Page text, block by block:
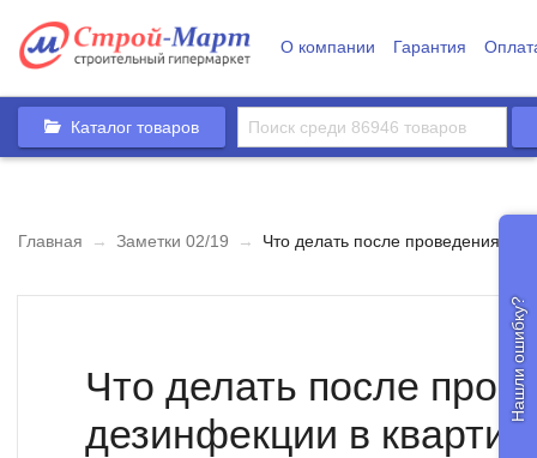
О компании Гарантия
Каталог товаров
Главная → Заметки 02/19 → Что делать после проведения
Что делать после
дезинфекции в
Нашли ошибку?